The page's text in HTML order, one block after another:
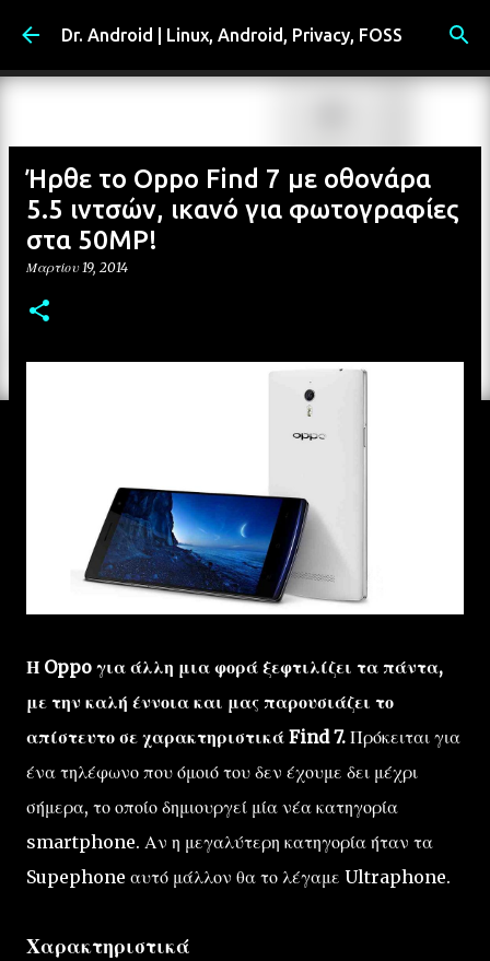
Μετάβαση στο κύριο περιεχόμενο
Dr. Android | Linux, Android, Privacy, FOSS
Ήρθε το Oppo Find 7 με οθονάρα
5.5 ιντσών, ικανό για φωτογραφίες
στα 50MP!
Μαρτίου 19, 2014
Η Oppo για άλλη μια φορά ξεφτιλίζει τα πάντα,
με την καλή έννοια και μας παρουσιάζει το
απίστευτο σε χαρακτηριστικά Find 7. Πρόκειται για
ένα τηλέφωνο που όμοιό του δεν έχουμε δει μέχρι
σήμερα, το οποίο δημιουργεί μία νέα κατηγορία
smartphone. Αν η μεγαλύτερη κατηγορία ήταν τα
Supephone αυτό μάλλον θα το λέγαμε Ultraphone.
Χαρακτηριστικά